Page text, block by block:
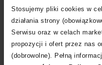
Stosujemy pliki cookies w
działania strony
Serwisu oraz w celach
propozycji i ofert przez nas
(dobrowolne). Pełną